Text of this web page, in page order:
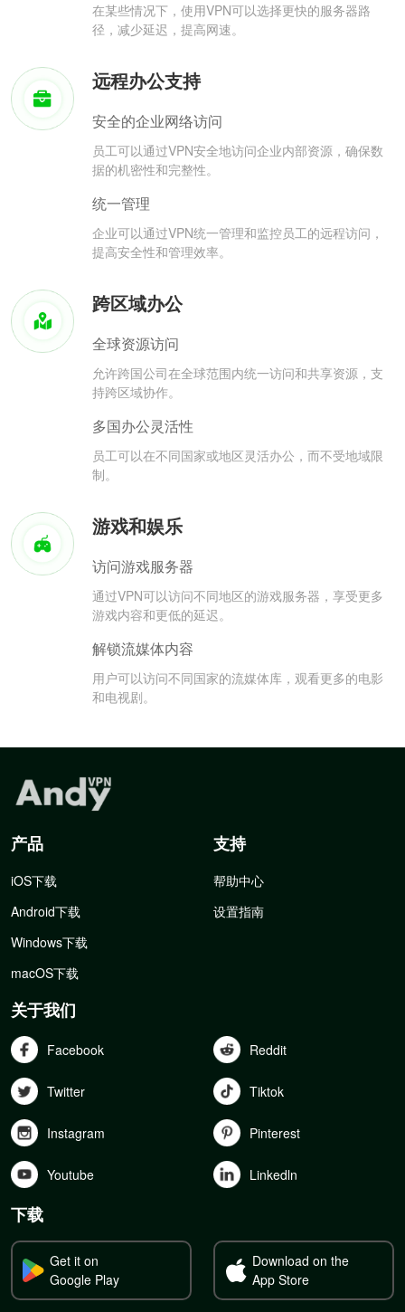
在某些情况下，使用VPN可以选择更快的服务器路
径，减少延迟，提高网速。
远程办公支持
安全的企业网络访问
员工可以通过VPN安全地访问企业内部资源，确保数
据的机密性和完整性。
统一管理
企业可以通过VPN统一管理和监控员工的远程访问，
提高安全性和管理效率。
跨区域办公
全球资源访问
允许跨国公司在全球范围内统一访问和共享资源，支
持跨区域协作。
多国办公灵活性
员工可以在不同国家或地区灵活办公，而不受地域限
制。
游戏和娱乐
访问游戏服务器
通过VPN可以访问不同地区的游戏服务器，享受更多
游戏内容和更低的延迟。
解锁流媒体内容
用户可以访问不同国家的流媒体库，观看更多的电影
和电视剧。
产品
iOS下载
Android下载
Windows下载
macOS下载
支持
帮助中心
设置指南
关于我们
Facebook Reddit
Twitter Tiktok
Instagram Pinterest
Youtube Linkedln
下载
Get it on
Google Play
Download on the
App Store